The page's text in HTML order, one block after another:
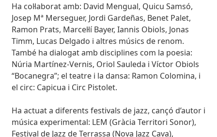
Ha col·laborat amb: David Mengual, Quicu Samsó,
Josep Mª Merseguer, Jordi Gardeñas, Benet Palet,
Ramon Prats, Marcel·lí Bayer, Iannis Obiols, Jonas
Timm, Lucas Delgado i altres músics de renom.
També ha dialogat amb disciplines com la poesia:
Núria Martínez-Vernis, Oriol Sauleda i Víctor Obiols
“Bocanegra”; el teatre i la dansa: Ramon Colomina, i
el circ: Capicua i Circ Pistolet.
Ha actuat a diferents festivals de jazz, cançó d’autor i
música experimental: LEM (Gràcia Territori Sonor),
Festival de Jazz de Terrassa (Nova Jazz Cava),